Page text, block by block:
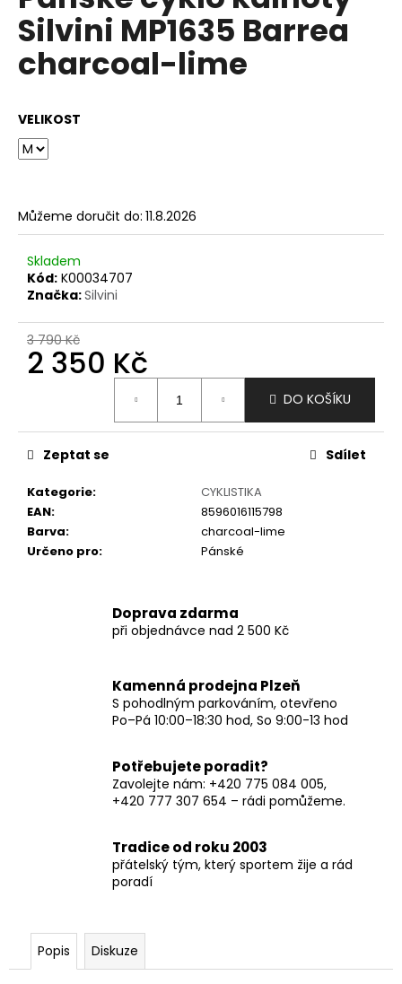
3,0
z
5
hvězdiček.
Silvini MP1635 Barrea
charcoal-lime
VELIKOST
Můžeme doručit do: 11.8.2026
Skladem
Kód: K00034707
Značka:Silvini
3 790 Kč
2 350 Kč
DO KOŠÍKU
Kategorie:
CYKLISTIKA
EAN:
8596016115798
Barva:
charcoal-lime
Určeno pro: Pánské
Zeptat se Sdílet
Doprava zdarma
při objednávce nad 2 500 Kč
Kamenná prodejna Plzeň
S pohodlným parkováním, otevřeno
Po–Pá 10:00–18:30 hod, So 9:00-13 hod
Potřebujete poradit?
Zavolejte nám: +420 775 084 005,
+420 777 307 654 – rádi pomůžeme.
Tradice od roku 2003
přátelský tým, který sportem žije a rád
poradí
Popis Diskuze
a
j
í
?
HLEDAT
D
o
p
o
e
m
e